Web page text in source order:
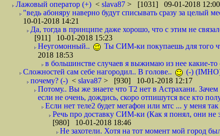
Лажовый оператор (+) < slava87 > [1031] 09-01-2018 12:00
"ведь абоняру наверно будут списывать сразу за целый
10-01-2018 14:21
Да, тогда в принципе даже хорошо, что с этим не
[911] 10-01-2018 15:23
Неугомонный..
Ты СИМ-ки покупаешь для того
2018 18:53
в большинстве случаев я выжимаю из нее какие-то
Сложностей сам себе нагородил.. В голове..
(-)
почему? (-) < slava87 > [930] 10-01-2018 12:17
Потому.. Вы же знаете что Т2 нет в Астрахани.
если не очень, дождись, скоро отпишутся все кто
Если нет теле2 будет мегафон или мтс ... у меня
Речь про доставку СИМ-ки (Как я понял, они не
[980] 10-01-2018 18:46
Не захотели. Хотя на тот момент мой город